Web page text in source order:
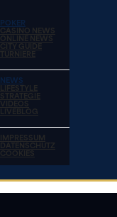
POKER
CASINO NEWS
ONLINE NEWS
CITY GUIDE
TURNIERE
NEWS
LIFESTYLE
STRATEGIE
VIDEOS
LIVEBLOG
IMPRESSUM
DATENSCHUTZ
COOKIES